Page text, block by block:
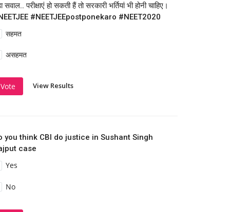
सवाल.. परीक्षाएं हो सकती हैं तो सरकारी भर्तियां भी होनी चाहिए।
#NEETJEEpostponekaro #NEET2020
सहमत
असहमत
Vote View Results
you think CBI do justice in Sushant Singh
case
Yes
No